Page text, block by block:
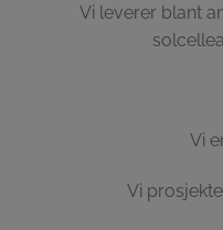
Vi leverer blant
Vi
Vi